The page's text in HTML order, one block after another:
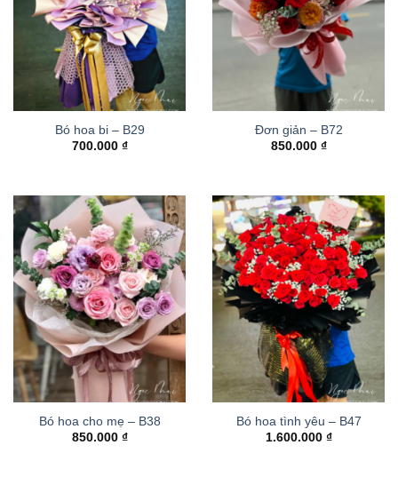
Bó hoa bi – B29
700.000 ₫
Đơn giản – B72
850.000 ₫
Bó hoa cho mẹ – B38
850.000 ₫
Bó hoa tình yêu – B47
1.600.000 ₫